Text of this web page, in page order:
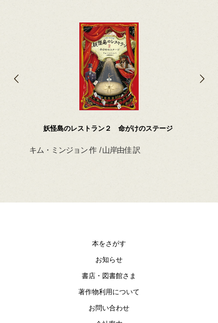
妖怪島のレストラン２ 命がけのステージ
キム・ミンジョン 作 / 山岸由佳 訳
本をさがす
お知らせ
書店・図書館さま
著作物利用について
お問い合わせ